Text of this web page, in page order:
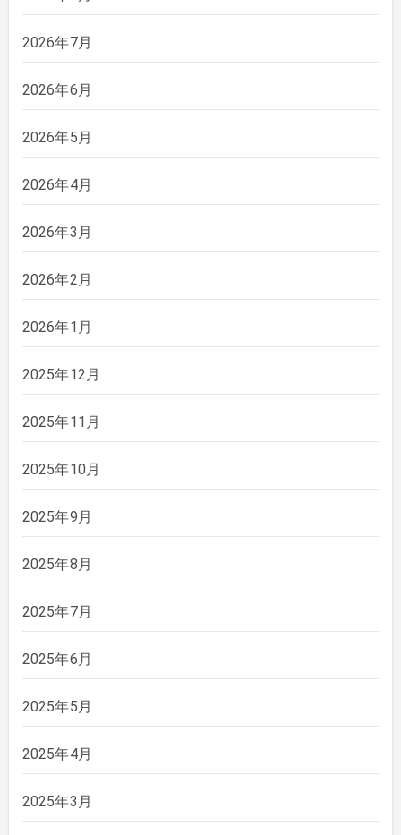
2026年7月
2026年6月
2026年5月
2026年4月
2026年3月
2026年2月
2026年1月
2025年12月
2025年11月
2025年10月
2025年9月
2025年8月
2025年7月
2025年6月
2025年5月
2025年4月
2025年3月